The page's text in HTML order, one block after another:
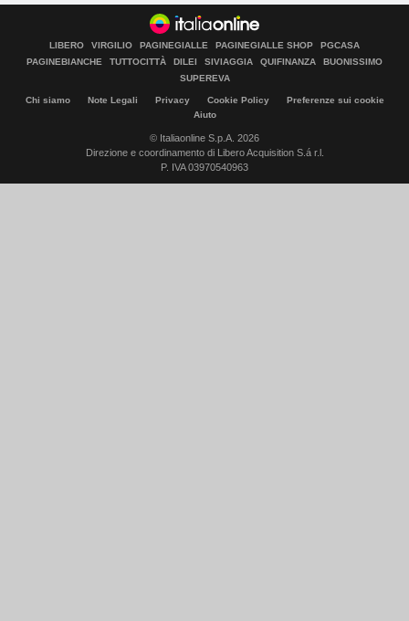
LIBERO VIRGILIO PAGINEGIALLE PAGINEGIALLE SHOP
PGCASA
PAGINEBIANCHE
TUTTOCITTÀ DILEI SIVIAGGIA QUIFINANZA
BUONISSIMO
SUPEREVA
Chi siamo Note Legali Privacy Cookie Policy
Preferenze sui cookie
Aiuto
© Italiaonline S.p.A. 2026
Direzione e coordinamento di Libero Acquisition S.á r.l.
P. IVA 03970540963